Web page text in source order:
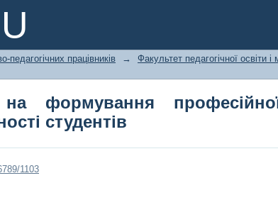
професійної
педагогічних працівників → Факультет педагогічної освіти і
формування
студентів
1103